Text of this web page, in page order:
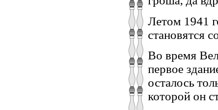
Летом 1941
становятся
Во время
первое
осталось
которой он